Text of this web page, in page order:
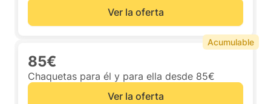
Ver la oferta
85€
Chaquetas para él y para ella desde 85€
Ver la oferta
Acumulable